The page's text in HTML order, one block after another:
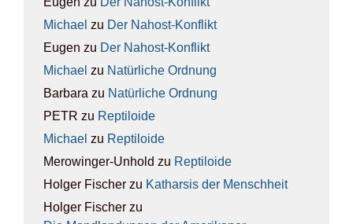
Michael zu Der Nah­ost-Kon­flikt
Eugen zu Der Nah­ost-Kon­flikt
Michael zu Natür­li­che Ord­nung
Barbara zu Natür­li­che Ord­nung
PETR zu Rep­ti­lo­ide
Michael zu Rep­ti­lo­ide
Merowinger-Unhold zu Rep­ti­lo­ide
Holger Fischer zu Kathar­sis der Mensch­heit
Holger Fischer zu